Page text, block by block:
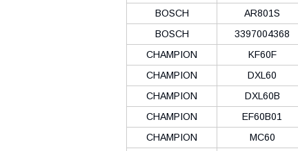
BOSCH
AR801S
BOSCH
3397004368
CHAMPION
KF60F
CHAMPION
DXL60
CHAMPION
DXL60B
CHAMPION
EF60B01
CHAMPION
MC60